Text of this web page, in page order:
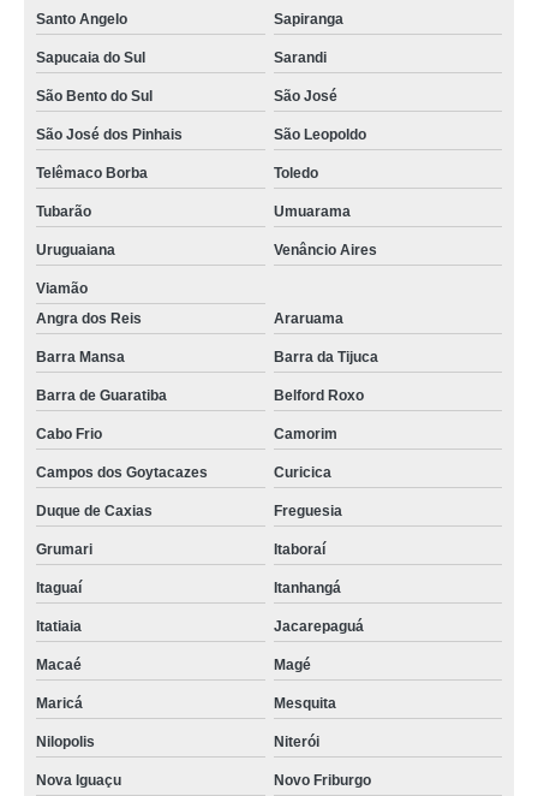
Santo Angelo Sapiranga
Sapucaia do Sul Sarandi
São Bento do Sul São José
São José dos Pinhais São Leopoldo
Telêmaco Borba Toledo
Tubarão Umuarama
Uruguaiana Venâncio Aires
Viamão
Angra dos Reis
Araruama
Barra Mansa Barra da Tijuca
Barra de Guaratiba Belford Roxo
Cabo Frio Camorim
Campos dos Goytacazes Curicica
Duque de Caxias Freguesia
Grumari Itaboraí
Itaguaí Itanhangá
Itatiaia Jacarepaguá
Macaé Magé
Maricá Mesquita
Nilopolis Niterói
Nova Iguaçu Novo Friburgo